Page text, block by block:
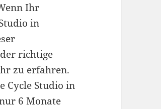
Ihr
in
richtige
zu erfahren.
Cycle Studio in
6 Monate